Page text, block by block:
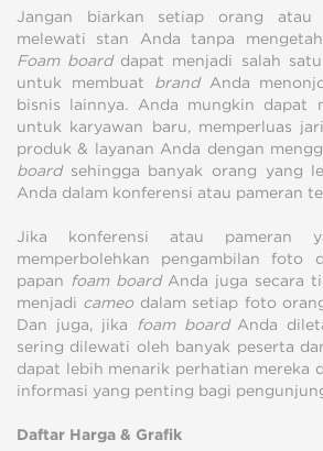
Jangan biarkan setiap orang atau
melewati stan Anda tanpa
Foam boarddapat menjadi salah
untuk membuat brandAnda
bisnis lainnya. Anda mungkin dapat
untuk karyawan baru, memperluas
produk & layanan Anda dengan
boardsehingga banyak orang yang
Anda dalam konferensi atau pameran
Jika konferensi atau pameran
memperbolehkan pengambilan foto
papan foam boardAnda juga secara
menjadi cameodalam setiap foto
Dan juga, jika
foam boardAnda
sering dilewati oleh banyak peserta
dapat lebih menarik perhatian mereka
informasi yang penting bagi
Daftar Harga & Grafik